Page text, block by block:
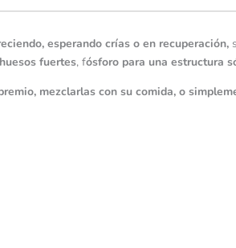
esperando crías o en recuperación,
fuertes, fósforo para una estructura
mezclarlas con su comida, o